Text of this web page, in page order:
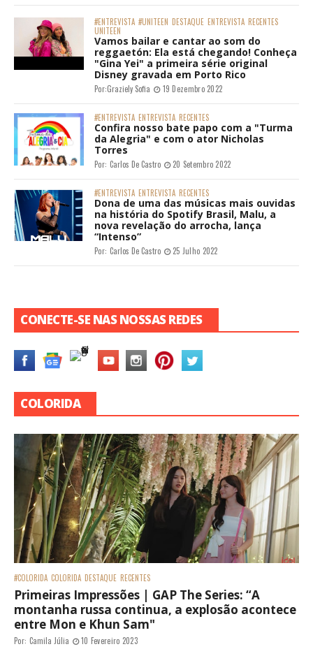
#ENTREVISTA #UNITEEN DESTAQUE ENTREVISTA RECENTES
UNITEEN
Vamos bailar e cantar ao som do
reggaetón: Ela está chegando! Conheça
"Gina Yei" a primeira série original
Disney gravada em Porto Rico
Por:Graziely Sofia 19 Dezembro 2022
#ENTREVISTA ENTREVISTA RECENTES
Confira nosso bate papo com a "Turma
da Alegria" e com o ator Nicholas
Torres
Por: Carlos De Castro 20 Setembro 2022
#ENTREVISTA ENTREVISTA RECENTES
Dona de uma das músicas mais ouvidas
na história do Spotify Brasil, Malu, a
nova revelação do arrocha, lança
“Intenso”
Por: Carlos De Castro 25 Julho 2022
CONECTE-SE NAS NOSSAS REDES
COLORIDA
#COLORIDA COLORIDA DESTAQUE RECENTES
Primeiras Impressões | GAP The Series: “A
montanha russa continua, a explosão acontece
entre Mon e Khun Sam"
Por: Camila Júlia 10 Fevereiro 2023